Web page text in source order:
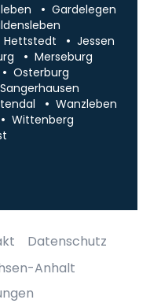
Gardelegen
Hettstedt
Jessen
Merseburg
Osterburg
Sangerhausen
Wanzleben
Wittenberg
Datenschutz
Anhalt